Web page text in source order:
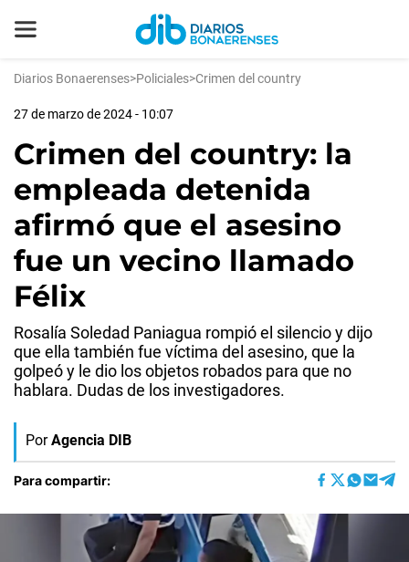
Diarios Bonaerenses>Policiales>Crimen del country
27 de marzo de 2024 - 10:07
Crimen del country: la
empleada detenida
afirmó que el asesino
fue un vecino llamado
Félix
Rosalía Soledad Paniagua rompió el silencio y dijo
que ella también fue víctima del asesino, que la
golpeó y le dio los objetos robados para que no
hablara. Dudas de los investigadores.
Por Agencia DIB
Para compartir: